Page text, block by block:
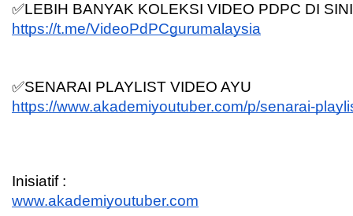
✅LEBIH BANYAK KOLEKSI VIDEO PDPC DI
https://t.me/VideoPdPCgurumalaysia
✅SENARAI PLAYLIST VIDEO AYU
https://www.akademiyoutuber.com/p/senarai-
Inisiatif :
www.akademiyoutuber.com